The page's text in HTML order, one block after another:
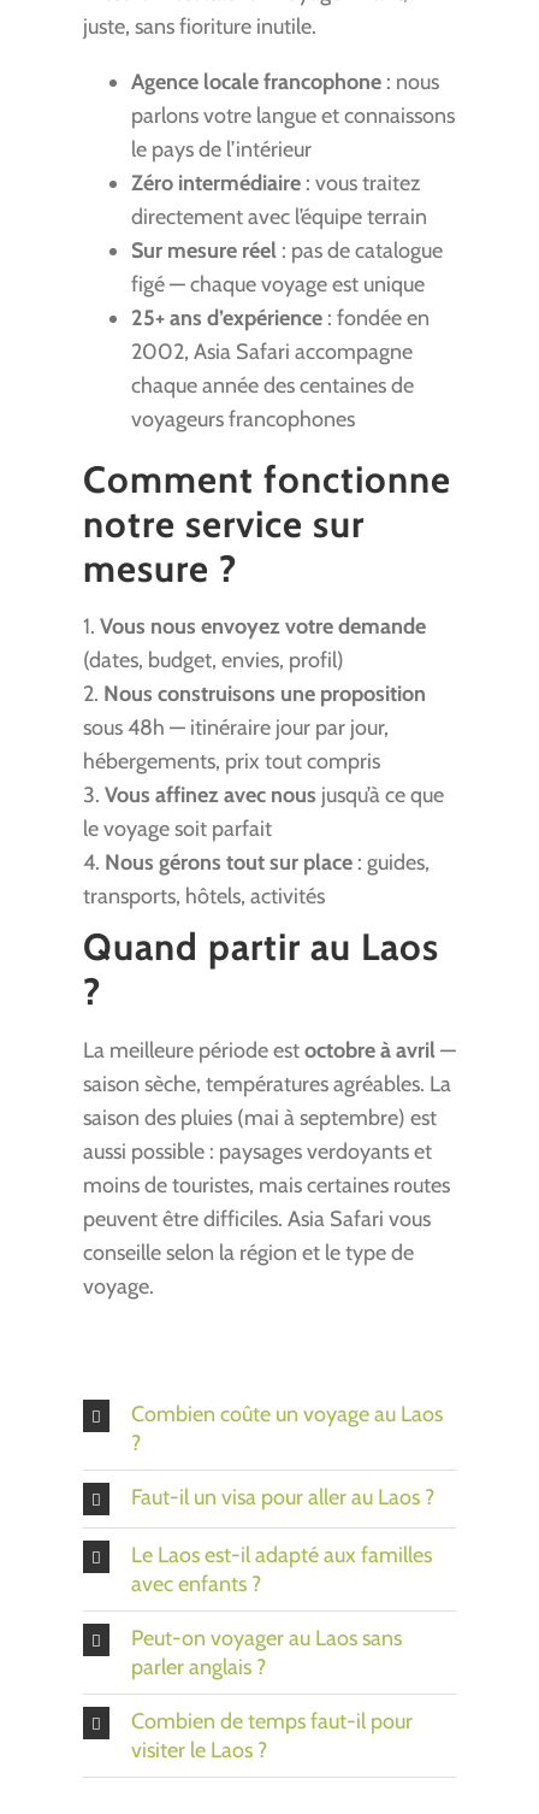
juste, sans fioriture inutile.
Agence locale francophone: nous
parlons votre langue et connaissons
le pays de l’intérieur
Zéro intermédiaire: vous traitez
directement avec l’équipe terrain
Sur mesure réel: pas de catalogue
figé — chaque voyage est unique
25+ ans d’expérience: fondée en
2002, Asia Safari accompagne
chaque année des centaines de
voyageurs francophones
Comment fonctionne
notre service sur
mesure ?
1. Vous nous envoyez votre demande
(dates, budget, envies, profil)
2. Nous construisons une proposition
sous 48h — itinéraire jour par jour,
hébergements, prix tout compris
3. Vous affinez avec nous jusqu’à ce que
le voyage soit parfait
4. Nous gérons tout sur place: guides,
transports, hôtels, activités
Quand partir au Laos
?
La meilleure période estoctobre à avril—
saison sèche, températures agréables. La
saison des pluies (mai à septembre) est
aussi possible : paysages verdoyants et
moins de touristes, mais certaines routes
peuvent être difficiles. Asia Safari vous
conseille selon la région et le type de
voyage.
Combien coûte un voyage au Laos
?
Faut-il un visa pour aller au Laos ?
Le Laos est-il adapté aux familles
avec enfants ?
Peut-on voyager au Laos sans
parler anglais ?
Combien de temps faut-il pour
visiter le Laos ?